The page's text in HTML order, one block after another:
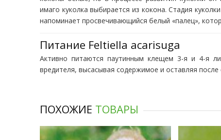
имаго куколка выбирается из кокона. Стадия
напоминает просвечивающийся белый «палец»,
Питание Feltiella acarisuga
Активно питаются паутинным клещем 3-я и 4-я
вредителя, высасывая содержимое и оставляя
ПОХОЖИЕ ТОВАРЫ